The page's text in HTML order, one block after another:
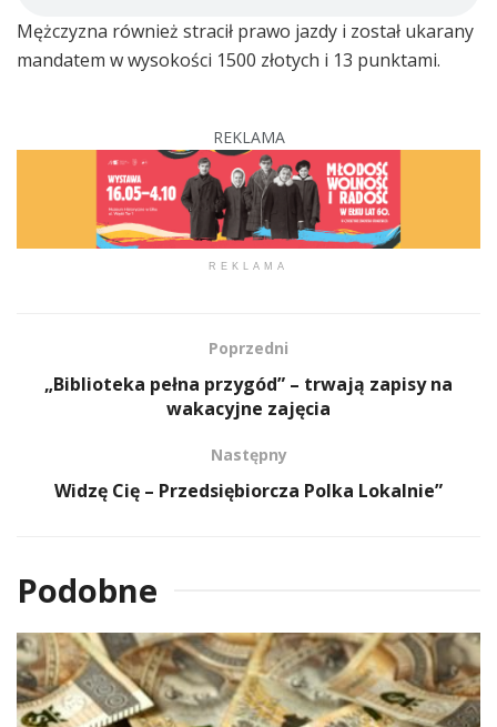
Mężczyzna również stracił prawo jazdy i został ukarany
mandatem w wysokości 1500 złotych i 13 punktami.
REKLAMA
REKLAMA
Poprzedni
„Biblioteka pełna przygód” – trwają zapisy na
wakacyjne zajęcia
Następny
Widzę Cię – Przedsiębiorcza Polka Lokalnie”
Podobne